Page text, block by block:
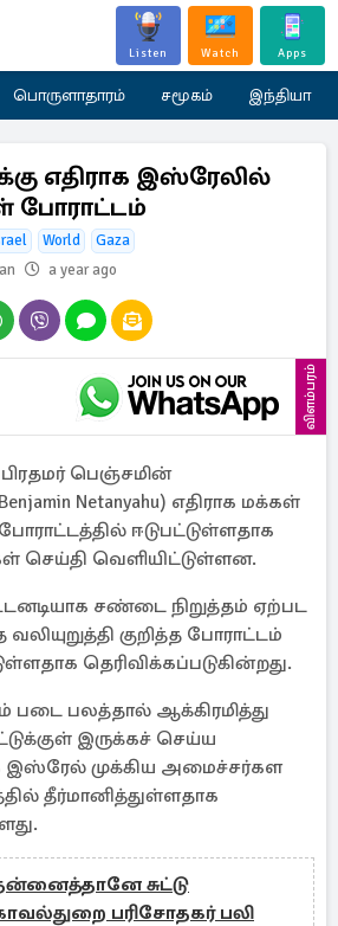
Listen Watch Apps
பொருளாதாரம் சமூகம் இந்தியா
எதிராக இஸ்ரேலில்
போராட்டம்
World
Gaza
a year ago
விளம்பரம்
பெஞ்சமின்
Netanyahu) எதிராக மக்கள்
ஈடுபட்டுள்ளதாக
செய்தி வெளியிட்டுள்ளன.
சண்டை நிறுத்தம் ஏற்பட
குறித்த போராட்டம்
தெரிவிக்கப்படுகின்றது.
படை பலத்தால் ஆக்கிரமித்து
இருக்கச் செய்ய
இஸ்ரேல் முக்கிய அமைச்சர்கள
தீர்மானித்துள்ளதாக
சுட்டு
பரிசோதகர் பலி